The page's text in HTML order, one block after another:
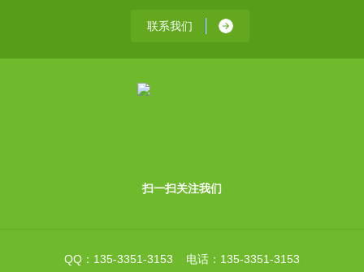
联系我们
扫一扫关注我们
QQ：135-3351-3153 电话：135-3351-3153